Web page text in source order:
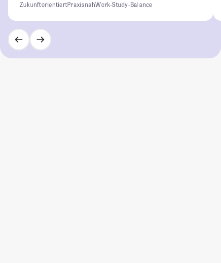
ZukunftorientiertPraxisnahWork-Study-Balance